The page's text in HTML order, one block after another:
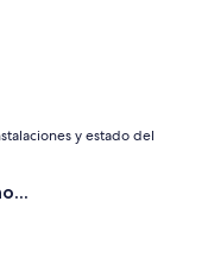
y estado del